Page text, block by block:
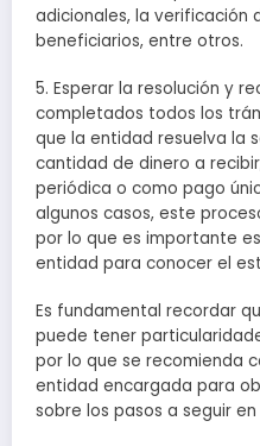
adicionales, la verificación
beneficiarios, entre otros.
5. Esperar la resolución y
completados todos los
que la entidad resuelva la
cantidad de dinero a
periódica o como pago
algunos casos, este
por lo que es importante
entidad para conocer el
Es fundamental recordar
puede tener
por lo que se recomienda
entidad encargada para
sobre los pasos a seguir